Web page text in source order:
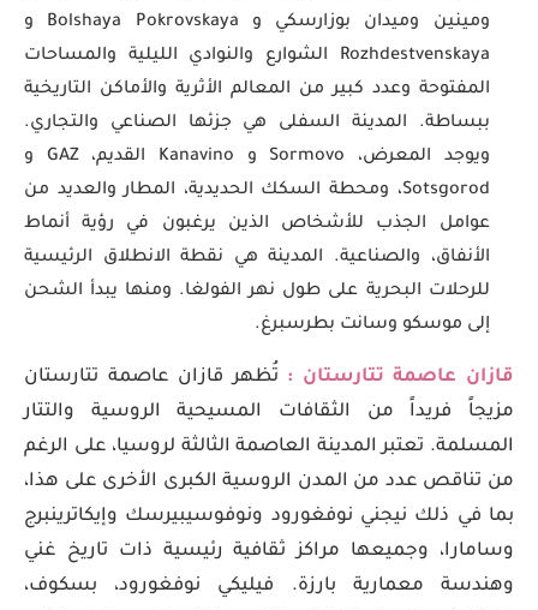
ومينين وميدان بوزارسكي و Bolshaya Pokrovskaya و
Rozhdestvenskaya الشوارع والنوادي الليلية والمساحات
المفتوحة وعدد كبير من المعالم الأثرية والأماكن التاريخية
ببساطة. المدينة السفلى هي جزئها الصناعي والتجاري.
ويوجد المعرض، Sormovo و Kanavino القديم، GAZ و
Sotsgorod، ومحطة السكك الحديدية، المطار والعديد من
عوامل الجذب للأشخاص الذين يرغبون في رؤية أنماط
الأنفاق، والصناعية. المدينة هي نقطة الانطلاق الرئيسية
للرحلات البحرية على طول نهر الفولغا. ومنها يبدأ الشحن
إلى موسكو وسانت بطرسبرغ.
قازان عاصمة تتارستان : تُظهر قازان عاصمة تتارستان
مزيجاً فريداً من الثقافات المسيحية الروسية والتتار
المسلمة. تعتبر المدينة العاصمة الثالثة لروسيا، على الرغم
من تناقص عدد من المدن الروسية الكبرى الأخرى على هذا،
بما في ذلك نيجني نوفغورود ونوفوسيبيرسك وإيكاترينبرج
وسامارا، وجميعها مراكز ثقافية رئيسية ذات تاريخ غني
وهندسة معمارية بارزة. فيليكي نوفغورود، بسكوف،